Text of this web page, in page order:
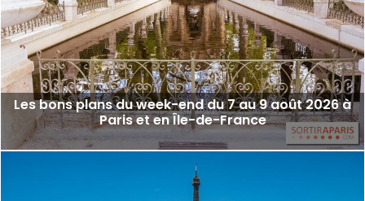
Les bons plans du week-end du 7 au 9 août 2026 à
Paris et en Île-de-France